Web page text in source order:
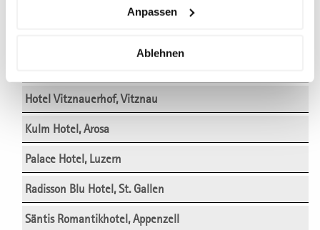
Anpassen
Ablehnen
Innovation Lab Küsnacht, Küsnacht/Zürich
Hotel Vitznauerhof, Vitznau
Kulm Hotel, Arosa
Palace Hotel, Luzern
Radisson Blu Hotel, St. Gallen
Säntis Romantikhotel, Appenzell